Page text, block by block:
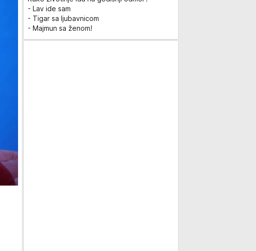
- Lav ide sam
- Tigar sa ljubavnicom
- Majmun sa ženom!